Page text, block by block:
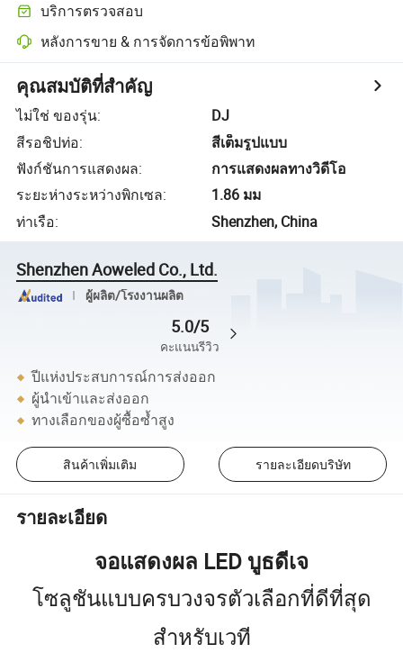
บริการตรวจสอบ
หลังการขาย & การจัดการข้อพิพาท
คุณสมบัติที่สำคัญ
ไม่ใช่ ของรุ่น:
DJ
สีรอชิปท่อ:
สีเต็มรูปแบบ
ฟังก์ชันการแสดงผล:
การแสดงผลทางวิดีโอ
ระยะห่างระหว่างพิกเซล:
1.86 มม
ท่าเรือ: Shenzhen, China
Shenzhen Aoweled Co., Ltd.
ผู้ผลิต/โรงงานผลิต
5.0/5
คะแนนรีวิว
ปีแห่งประสบการณ์การส่งออก
ผู้นำเข้าและส่งออก
ทางเลือกของผู้ซื้อซ้ำสูง
สินค้าเพิ่มเติม รายละเอียดบริษัท
รายละเอียด
จอแสดงผล LED บูธดีเจ
โซลูชันแบบครบวงจรตัวเลือกที่ดีที่สุด
สำหรับเวที